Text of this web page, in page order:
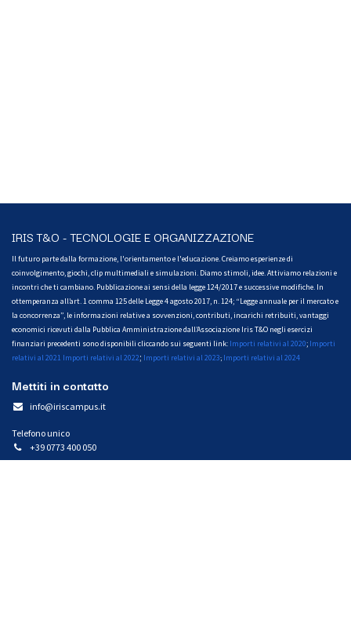
IRIS T&O - TECNOLOGIE E ORGANIZZAZIONE
Il futuro parte dalla formazione, l'orientamento e l'educazione. Creiamo esperienze di
coinvolgimento, giochi, clip multimediali e simulazioni. Diamo stimoli, idee. Attiviamo relazioni e
incontri che ti cambiano. Pubblicazione ai sensi della legge 124/2017 e successive modifiche. In
ottemperanza all’art. 1 comma 125 delle Legge 4 agosto 2017, n. 124; “Legge annuale per il mercato e
la concorrenza”, le informazioni relative a sovvenzioni, contributi, incarichi retribuiti, vantaggi
economici ricevuti dalla Pubblica Amministrazione dall’Associazione Iris T&O negli esercizi
finanziari precedenti sono disponibili cliccando sui seguenti link: Importi relativi al 2020; Importi
relativi al 2021 Importi relativi al 2022; Importi relativi al 2023; Importi relativi al 2024
Mettiti in contatto
info@iriscampus.it
Telefono unico
+39 0773 400 050